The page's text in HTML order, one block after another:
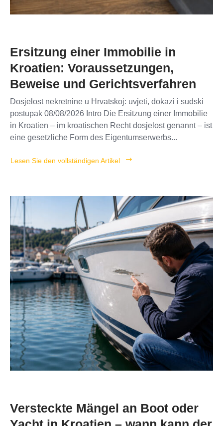
Ersitzung einer Immobilie in
Kroatien: Voraussetzungen,
Beweise und Gerichtsverfahren
Dosjelost nekretnine u Hrvatskoj: uvjeti, dokazi i sudski
postupak 08/08/2026 Intro Die Ersitzung einer Immobilie
in Kroatien – im kroatischen Recht dosjelost genannt – ist
eine gesetzliche Form des Eigentumserwerbs...
Lesen Sie den vollständigen Artikel
Versteckte Mängel an Boot oder